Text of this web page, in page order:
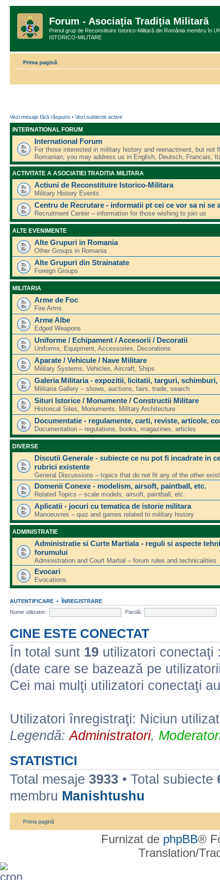
Forum - Asociația Tradiția Militară
Primul grup de Reconstituire Istorico-Militară din România membru în
ISTORICO-MILITARE
Prima pagină
Vezi mesaje fără răspuns • Vezi subiecte active
INTERNATIONAL FORUM
International Forum
For those interested in military history and reenactment, but not
Romanian; you may address us in English, Deutsch, Francais,
ACTIVITATE A ASOCIATIEI TRADITIA MILITARA
Actiuni de Reconstituire Istorico-Militara
Military History Events
Centru de Recrutare - informatii pt cei ce vor sa ni se
Recruitment Center – information for those wishing to join us
ALTE EVENIMENTE
Alte Grupuri in Romania
Other Groups in Romania
Alte Grupuri din Strainatate
Foreign Groups
MILITARIA
Arme de Foc
Fire Arms
Arme Albe
Edged Weapons
Uniforme / Echipament / Accesorii / Decoratii
Uniforms, Equipment, Accessories, Decorations
Aparate / Vehicule / Nave Militare
Military Systems, Vehicles, Aircraft, Ships
Galeria Militaria - expozitii, licitatii, targuri, schimburi,
Militaria Gallery – shows, auctions, fairs, trade, search
Situri Istorice / Monumente / Constructii Militare
Historical Sites, Monuments, Military Architecture
Documentatie - regulamente, carti, reviste, articole,
Documentation – regulations, books, magazines, articles
DIVERSE
Discutii Generale - subiecte ce nu pot fi incadrate in
rubrici existente
General Discussions – topics that do not fit any of the other
Domenii Conexe - modelism, airsoft, paintball, etc.
Related Topics – scale models, airsoft, paintball, etc.
Aplicatii - jocuri cu tematica de istorie militara
Manoeuvres – quiz and games related to military history
ADMINISTRATIE
Administratie si Curte Martiala - reguli si aspecte
forumului
Administration and Court Martial – forum rules and technicalities
Evocari
Evocations
AUTENTIFICARE • ÎNREGISTRARE
Nume utilizator:
Parolă:
CINE ESTE CONECTAT
În total sunt 19 utilizatori conectaţi
(date care se bazează pe
Cei mai mulţi utilizatori conectaţi
Utilizatori înregistraţi: Niciun
Legendă:Administratori,
STATISTICI
Total mesaje 3933 • Total subiecte
membru Manishtushu
Prima pagină
Furnizat de phpBB®
Translation/